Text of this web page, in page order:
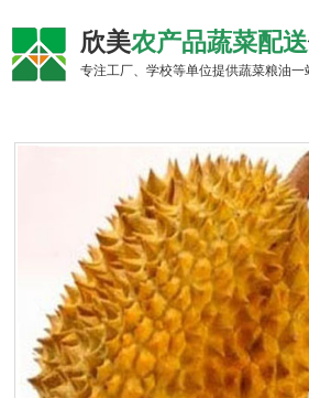
欣美农产品蔬菜配送
专注工厂、学校等单位提供蔬菜粮油一